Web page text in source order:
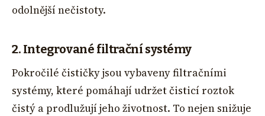
odolnější nečistoty.
2. Integrované filtrační systémy
Pokročilé čističky jsou vybaveny filtračními
systémy, které pomáhají udržet čisticí roztok
čistý a prodlužují jeho životnost. To nejen snižuje